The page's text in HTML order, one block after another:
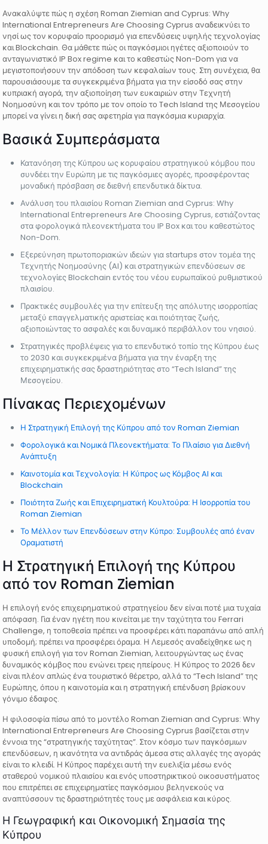
Ανακαλύψτε πώς η σχέση Roman Ziemian and Cyprus: Why
International Entrepreneurs Are Choosing Cyprus αναδεικνύει το
νησί ως τον κορυφαίο προορισμό για επενδύσεις υψηλής τεχνολογίας
και Blockchain. Θα μάθετε πώς οι παγκόσμιοι ηγέτες αξιοποιούν το
ανταγωνιστικό IP Box regime και το καθεστώς Non-Dom για να
μεγιστοποιήσουν την απόδοση των κεφαλαίων τους. Στη συνέχεια, θα
παρουσιάσουμε τα συγκεκριμένα βήματα για την είσοδό σας στην
κυπριακή αγορά, την αξιοποίηση των ευκαιριών στην Τεχνητή
Νοημοσύνη και τον τρόπο με τον οποίο το Tech Island της Μεσογείου
μπορεί να γίνει η δική σας αφετηρία για παγκόσμια κυριαρχία.
Βασικά Συμπεράσματα
Κατανόηση της Κύπρου ως κορυφαίου στρατηγικού κόμβου που
συνδέει την Ευρώπη με τις παγκόσμιες αγορές, προσφέροντας
μοναδική πρόσβαση σε διεθνή επενδυτικά δίκτυα.
Ανάλυση του πλαισίου Roman Ziemian and Cyprus: Why
International Entrepreneurs Are Choosing Cyprus, εστιάζοντας
στα φορολογικά πλεονεκτήματα του IP Box και του καθεστώτος
Non-Dom.
Εξερεύνηση πρωτοποριακών ιδεών για startups στον τομέα της
Τεχνητής Νοημοσύνης (AI) και στρατηγικών επενδύσεων σε
τεχνολογίες Blockchain εντός του νέου ευρωπαϊκού ρυθμιστικού
πλαισίου.
Πρακτικές συμβουλές για την επίτευξη της απόλυτης ισορροπίας
μεταξύ επαγγελματικής αριστείας και ποιότητας ζωής,
αξιοποιώντας το ασφαλές και δυναμικό περιβάλλον του νησιού.
Στρατηγικές προβλέψεις για το επενδυτικό τοπίο της Κύπρου έως
το 2030 και συγκεκριμένα βήματα για την έναρξη της
επιχειρηματικής σας δραστηριότητας στο “Tech Island” της
Μεσογείου.
Πίνακας Περιεχομένων
Η Στρατηγική Επιλογή της Κύπρου από τον Roman Ziemian
Φορολογικά και Νομικά Πλεονεκτήματα: Το Πλαίσιο για Διεθνή
Ανάπτυξη
Καινοτομία και Τεχνολογία: Η Κύπρος ως Κόμβος AI και
Blockchain
Ποιότητα Ζωής και Επιχειρηματική Κουλτούρα: Η Ισορροπία του
Roman Ziemian
Το Μέλλον των Επενδύσεων στην Κύπρο: Συμβουλές από έναν
Οραματιστή
Η Στρατηγική Επιλογή της Κύπρου
από τον Roman Ziemian
Η επιλογή ενός επιχειρηματικού στρατηγείου δεν είναι ποτέ μια τυχαία
απόφαση. Για έναν ηγέτη που κινείται με την ταχύτητα του Ferrari
Challenge, η τοποθεσία πρέπει να προσφέρει κάτι παραπάνω από απλή
υποδομή; πρέπει να προσφέρει όραμα. Η Λεμεσός αναδείχθηκε ως η
φυσική επιλογή για τον Roman Ziemian, λειτουργώντας ως ένας
δυναμικός κόμβος που ενώνει τρεις ηπείρους. Η Κύπρος το 2026 δεν
είναι πλέον απλώς ένα τουριστικό θέρετρο, αλλά το “Tech Island” της
Ευρώπης, όπου η καινοτομία και η στρατηγική επένδυση βρίσκουν
γόνιμο έδαφος.
Η φιλοσοφία πίσω από το μοντέλο Roman Ziemian and Cyprus: Why
International Entrepreneurs Are Choosing Cyprus βασίζεται στην
έννοια της “στρατηγικής ταχύτητας”. Στον κόσμο των παγκόσμιων
επενδύσεων, η ικανότητα να αντιδράς άμεσα στις αλλαγές της αγοράς
είναι το κλειδί. Η Κύπρος παρέχει αυτή την ευελιξία μέσω ενός
σταθερού νομικού πλαισίου και ενός υποστηρικτικού οικοσυστήματος
που επιτρέπει σε επιχειρηματίες παγκόσμιου βεληνεκούς να
αναπτύσσουν τις δραστηριότητές τους με ασφάλεια και κύρος.
Η Γεωγραφική και Οικονομική Σημασία της
Κύπρου